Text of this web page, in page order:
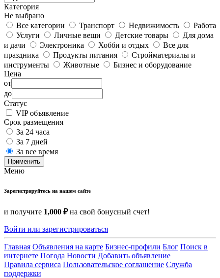
Категория
Не выбрано
Все категории
Транспорт Недвижимость
Работа
Услуги
Личные вещи Детские товары
Для дома
и дачи
Электроника Хобби и отдых
Все для
праздника
Продукты питания
Стройматериалы и
инструменты
Животные
Бизнес и оборудование
Цена
от
до
Статус
VIP объявление
Срок размещения
За 24 часа
За 7 дней
За все время
Применить
Меню
Зарегистрируйтесь на нашем сайте
и получите 1,000 ₽на свой бонусный счет!
Войти или зарегистрироваться
Главная Объявления на карте Бизнес-профили Блог Поиск в
интернете Погода Новости Добавить объявление
Правила сервиса Пользовательское соглашение Служба
поддержки